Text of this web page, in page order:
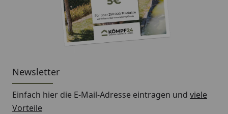
Newsletter
Einfach hier die E-Mail-Adresse eintragen und viele
Vorteile